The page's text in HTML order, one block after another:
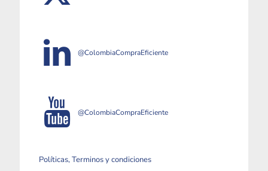
@ColombiaCompraEficiente
@ColombiaCompraEficiente
Políticas, Terminos y condiciones